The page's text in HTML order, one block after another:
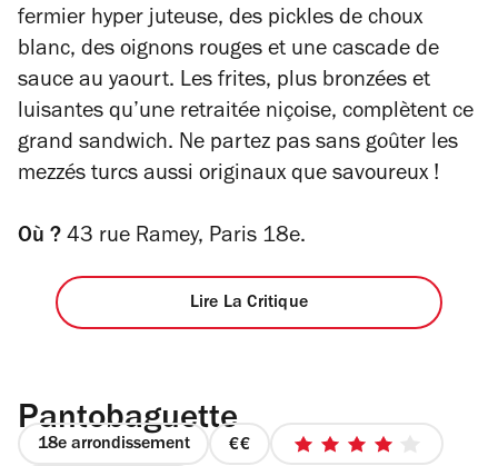
fermier hyper juteuse, des pickles de choux
blanc, des oignons rouges et une cascade de
sauce au yaourt. Les frites, plus bronzées et
luisantes qu’une retraitée niçoise, complètent ce
grand sandwich. Ne partez pas sans goûter les
mezzés turcs aussi originaux que savoureux !
Où ? 43 rue Ramey, Paris 18e.
Lire La Critique
Pantobaguette
18e arrondissement
prix
4